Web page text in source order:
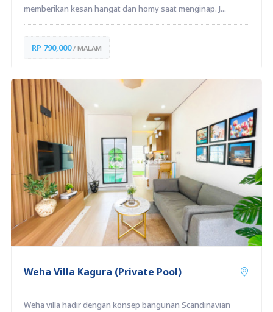
memberikan kesan hangat dan homy saat menginap. J...
RP 790,000/ MALAM
Weha Villa Kagura (Private Pool)
Weha villa hadir dengan konsep bangunan Scandinavian